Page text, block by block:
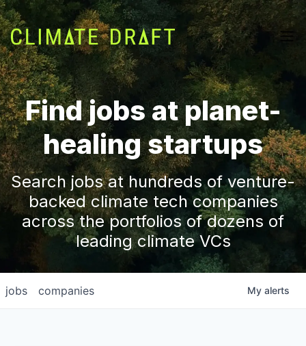
Find jobs at planet-
healing startups
Search jobs at hundreds of venture-
backed climate tech companies
across the portfolios of dozens of
leading climate VCs
jobs companies My alerts